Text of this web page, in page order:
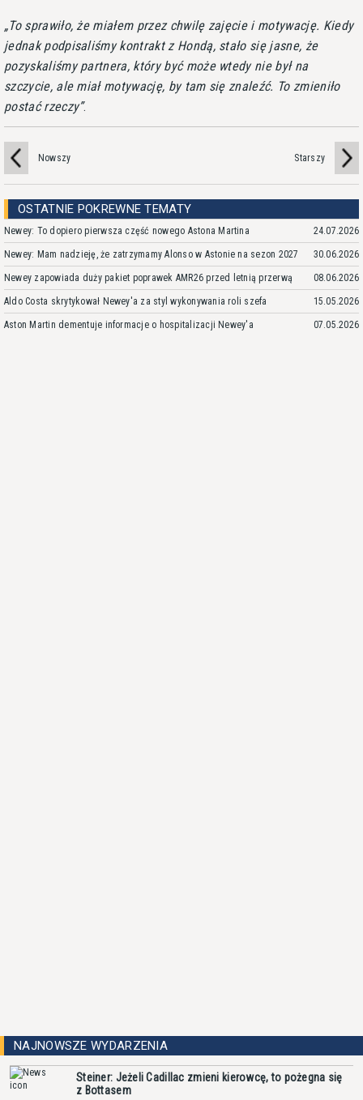
To sprawiło, że miałem przez chwilę zajęcie i motywację. Kiedy
jednak podpisaliśmy kontrakt z Hondą, stało się jasne, że
pozyskaliśmy partnera, który być może wtedy nie był na
szczycie, ale miał motywację, by tam się znaleźć. To zmieniło
postać rzeczy .
Nowszy Starszy
OSTATNIE POKREWNE TEMATY
Newey: To dopiero pierwsza część nowego Astona Martina 24.07.2026
Newey: Mam nadzieję, że zatrzymamy Alonso w Astonie na sezon 2027 30.06.2026
Newey zapowiada duży pakiet poprawek AMR26 przed letnią przerwą 08.06.2026
Aldo Costa skrytykował Newey'a za styl wykonywania roli szefa 15.05.2026
Aston Martin dementuje informacje o hospitalizacji Newey'a 07.05.2026
NAJNOWSZE WYDARZENIA
Steiner: Jeżeli Cadillac zmieni kierowcę, to pożegna się
z Bottasem